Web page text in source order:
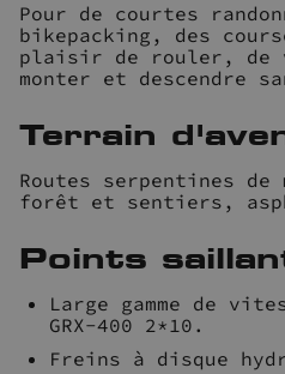
Pour de courtes
bikepacking, des
plaisir de rouler, de
monter et descendre
Terrain
Routes serpentines de
forêt et sentiers,
Points
Large gamme de
GRX-400 2*10.
Freins à disque